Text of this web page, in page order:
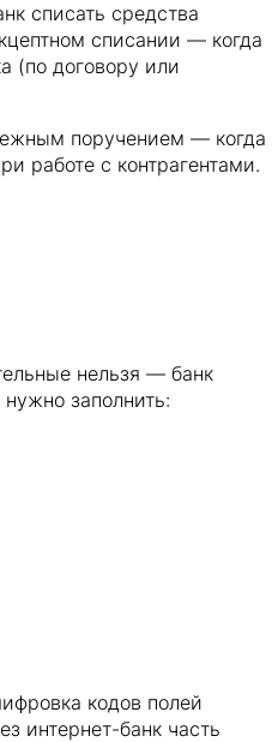
списать средства
списании — когда
(по договору или
поручением — когда
работе с контрагентами.
нельзя — банк
заполнить:
кодов полей
интернет-банк часть